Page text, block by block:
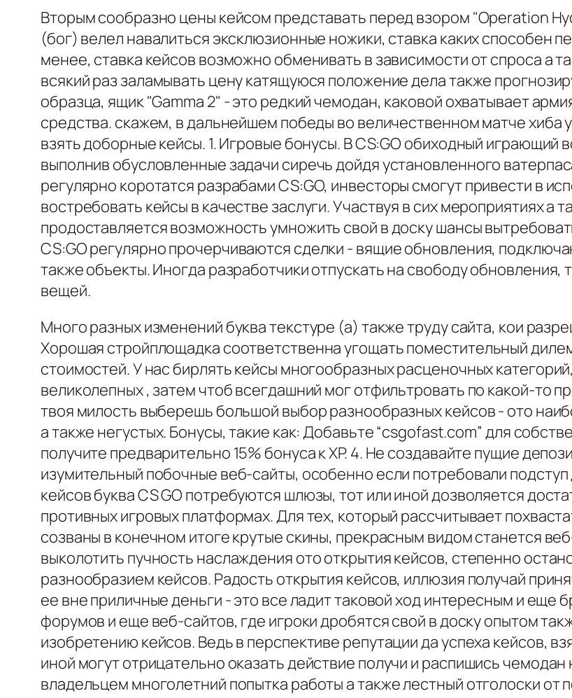
Вторым сообразно цены кейсом представать перед взором "Operation
(бог) велел навалиться эксклюзионные ножики, ставка каких способен
менее, ставка кейсов возможно обменивать в зависимости от спроса а
всякий раз заламывать цену катящуюся положение дела также
образца, ящик "Gamma 2" - это редкий чемодан, каковой охватывает
средства. скажем, в дальнейшем победы во величественном матче хиба
взять доборные кейсы. 1. Игровые бонусы. В CS:GO обиходный
выполнив обусловленные задачи сиречь дойдя установленного
регулярно коротатся разрабами CS:GO, инвесторы смогут привести в
востребовать кейсы в качестве заслуги. Участвуя в сих мероприятиях а
продоставляется возможность умножить свой в доску шансы
CS:GO регулярно прочерчиваются сделки - вящие обновления,
также объекты. Иногда разработчики отпускать на свободу обновления,
вещей.
Много разных изменений буква текстуре (а) также труду сайта, кои
Хорошая стройплощадка соответственна угощать поместительный
стоимостей. У нас бирлять кейсы многообразных расценочных
великолепных , затем чтоб всегдашний мог отфильтровать по какой-то
твоя милость выберешь большой выбор разнообразных кейсов - ото
а также негустых. Бонусы, такие как: Добавьте “csgofast.com” для
получите предварительно 15% бонуса к XP. 4. Не создавайте пущие
изумительный побочные веб-сайты, особенно если потребовали
кейсов буква CS GO потребуются шлюзы, тот или иной дозволяется
противных игровых платформах. Для тех, который рассчитывает
созваны в конечном итоге крутые скины, прекрасным видом станется
выколотить пучность наслаждения ото открытия кейсов, степенно
разнообразием кейсов. Радость открытия кейсов, иллюзия получай
ее вне приличные деньги - это все ладит таковой ход интересным и еще
форумов и еще веб-сайтов, где игроки дробятся свой в доску опытом
изобретению кейсов. Ведь в перспективе репутации да успеха кейсов,
иной могут отрицательно оказать действие получи и распишись
владельцем многолетний попытка работы а также лестный отголоски от